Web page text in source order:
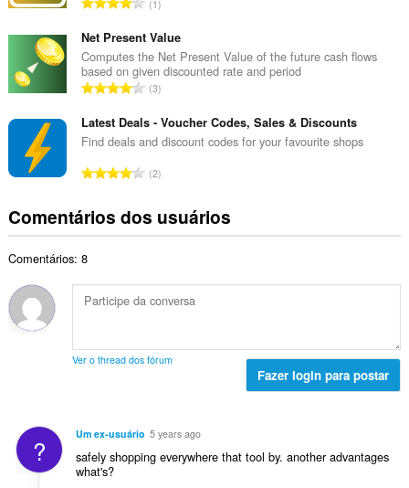
d
e
c
l
s
s
f
c
a
e
s
o
o
t
a
d
e
l
s
s
i
c
õ
m
e
r
o
o
t
a
e
c
s
s
f
i
õ
e
1
Net Present Value
Computes the Net Present Value of the future cash flows
based on given discounted rate and period
N
m
e
o
o
t
d
e
a
f
i
c
3
Latest Deals - Voucher Codes, Sales & Discounts
Find deals and discount codes for your favourite shops
N
e
t
o
l
l
s
2
Comentários dos usuários
Comentários: 8
Ver o thread dos fórum
Fazer login para postar
? Um ex-usuário 5 years ago
safely shopping everywhere that tool by. another advantages
what's?